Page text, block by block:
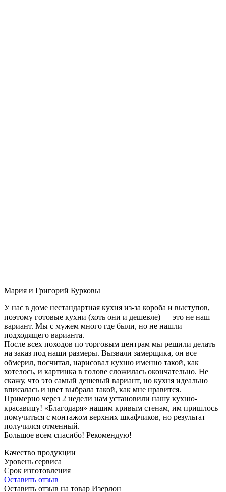
Мария и Григорий Бурковы
У нас в доме нестандартная кухня из-за короба и выступов,
поэтому готовые кухни (хоть они и дешевле) — это не наш
вариант. Мы с мужем много где были, но не нашли
подходящего варианта.
После всех походов по торговым центрам мы решили делать
на заказ под наши размеры. Вызвали замерщика, он все
обмерил, посчитал, нарисовал кухню именно такой, как
хотелось, и картинка в голове сложилась окончательно. Не
скажу, что это самый дешевый вариант, но кухня идеально
вписалась и цвет выбрала такой, как мне нравится.
Примерно через 2 недели нам установили нашу кухню-
красавицу! «Благодаря» нашим кривым стенам, им пришлось
помучиться с монтажом верхних шкафчиков, но результат
получился отменный.
Большое всем спасибо! Рекомендую!
Качество продукции
Уровень сервиса
Срок изготовления
Оставить отзыв
Оставить отзыв на товар Изерлон